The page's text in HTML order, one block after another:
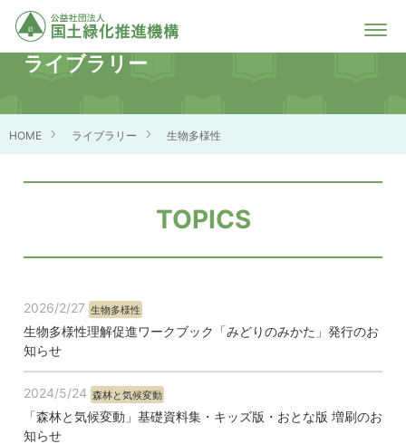
ライブラリー
HOME ライブラリー 生物多様性
TOPICS
2026/2/27 生物多様性
生物多様性理解促進ワークブック「みどりのみかた」発行のお
知らせ
2024/5/24 森林と気候変動
「森林と気候変動」基礎資料集・キッズ版・おとな版 増刷のお
知らせ